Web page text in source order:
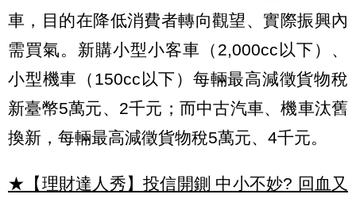
車，目的在降低消費者轉向觀望、實際振興內
需買氣。新購小型小客車（2,000cc以下）、
小型機車（150cc以下）每輛最高減徵貨物稅
新臺幣5萬元、2千元；而中古汽車、機車汰舊
換新，每輛最高減徵貨物稅5萬元、4千元。
★【理財達人秀】投信開鍘 中小不妙? 回血又